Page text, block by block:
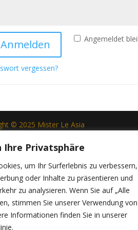
Ihre Privatsphäre
um Ihr Surferlebnis zu verbessern,
oder Inhalte zu präsentieren und
zu analysieren. Wenn Sie auf „Alle
stimmen Sie unserer Verwendung von
Informationen finden Sie in unserer
Angemeldet
Anmelden
vergessen?
© 2025 Mister Le Asia